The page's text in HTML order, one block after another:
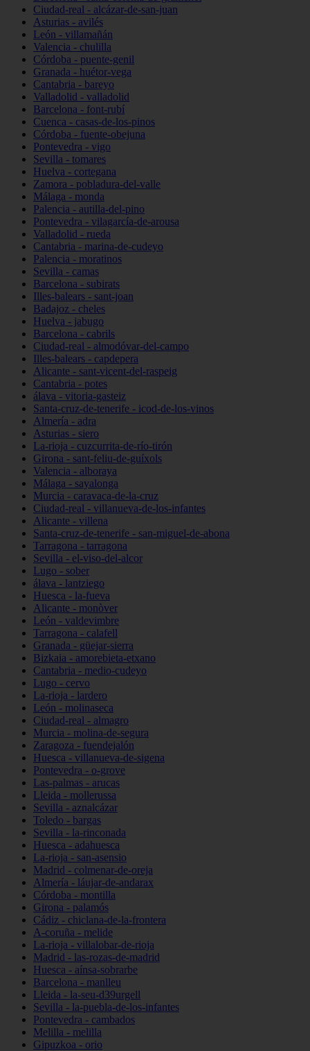
Ciudad-real - alcázar-de-san-juan
Asturias - avilés
León - villamañán
Valencia - chulilla
Córdoba - puente-genil
Granada - huétor-vega
Cantabria - bareyo
Valladolid - valladolid
Barcelona - font-rubí
Cuenca - casas-de-los-pinos
Córdoba - fuente-obejuna
Pontevedra - vigo
Sevilla - tomares
Huelva - cortegana
Zamora - pobladura-del-valle
Málaga - monda
Palencia - autilla-del-pino
Pontevedra - vilagarcía-de-arousa
Valladolid - rueda
Cantabria - marina-de-cudeyo
Palencia - moratinos
Sevilla - camas
Barcelona - subirats
Illes-balears - sant-joan
Badajoz - cheles
Huelva - jabugo
Barcelona - cabrils
Ciudad-real - almodóvar-del-campo
Illes-balears - capdepera
Alicante - sant-vicent-del-raspeig
Cantabria - potes
álava - vitoria-gasteiz
Santa-cruz-de-tenerife - icod-de-los-vinos
Almería - adra
Asturias - siero
La-rioja - cuzcurrita-de-río-tirón
Girona - sant-feliu-de-guíxols
Valencia - alboraya
Málaga - sayalonga
Murcia - caravaca-de-la-cruz
Ciudad-real - villanueva-de-los-infantes
Alicante - villena
Santa-cruz-de-tenerife - san-miguel-de-abona
Tarragona - tarragona
Sevilla - el-viso-del-alcor
Lugo - sober
álava - lantziego
Huesca - la-fueva
Alicante - monòver
León - valdevimbre
Tarragona - calafell
Granada - güejar-sierra
Bizkaia - amorebieta-etxano
Cantabria - medio-cudeyo
Lugo - cervo
La-rioja - lardero
León - molinaseca
Ciudad-real - almagro
Murcia - molina-de-segura
Zaragoza - fuendejalón
Huesca - villanueva-de-sigena
Pontevedra - o-grove
Las-palmas - arucas
Lleida - mollerussa
Sevilla - aznalcázar
Toledo - bargas
Sevilla - la-rinconada
Huesca - adahuesca
La-rioja - san-asensio
Madrid - colmenar-de-oreja
Almería - láujar-de-andarax
Córdoba - montilla
Girona - palamós
Cádiz - chiclana-de-la-frontera
A-coruña - melide
La-rioja - villalobar-de-rioja
Madrid - las-rozas-de-madrid
Huesca - aínsa-sobrarbe
Barcelona - manlleu
Lleida - la-seu-d39urgell
Sevilla - la-puebla-de-los-infantes
Pontevedra - cambados
Melilla - melilla
Gipuzkoa - orio